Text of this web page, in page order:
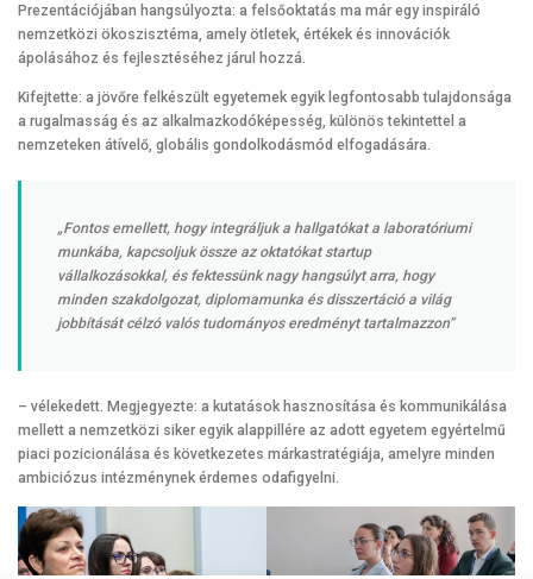
Prezentációjában hangsúlyozta: a felsőoktatás ma már egy inspiráló
nemzetközi ökoszisztéma, amely ötletek, értékek és innovációk
ápolásához és fejlesztéséhez járul hozzá.
Kifejtette: a jövőre felkészült egyetemek egyik legfontosabb tulajdonsága
a rugalmasság és az alkalmazkodóképesség, különös tekintettel a
nemzeteken átívelő, globális gondolkodásmód elfogadására.
„Fontos emellett, hogy integráljuk a hallgatókat a laboratóriumi
munkába, kapcsoljuk össze az oktatókat startup
vállalkozásokkal, és fektessünk nagy hangsúlyt arra, hogy
minden szakdolgozat, diplomamunka és disszertáció a világ
jobbítását célzó valós tudományos eredményt tartalmazzon”
– vélekedett. Megjegyezte: a kutatások hasznosítása és kommunikálása
mellett a nemzetközi siker egyik alappillére az adott egyetem egyértelmű
piaci pozicionálása és következetes márkastratégiája, amelyre minden
ambiciózus intézménynek érdemes odafigyelni.